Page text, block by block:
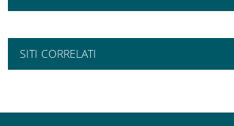
SITI CORRELATI